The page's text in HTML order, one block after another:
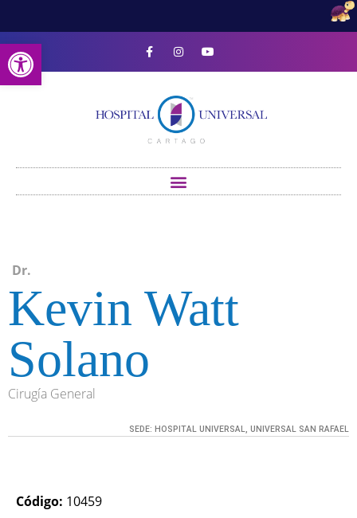
Open toolbar
Dr.
Kevin Watt
Solano
Cirugía General
SEDE: HOSPITAL UNIVERSAL, UNIVERSAL SAN RAFAEL
Código: 10459